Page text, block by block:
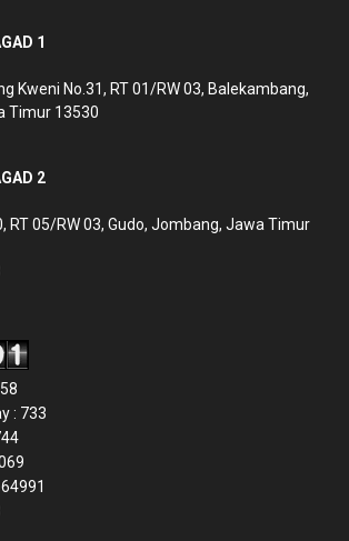
1
Kweni No.31, RT 01/RW 03, Balekambang,
Timur 13530
2
RT 05/RW 03, Gudo, Jombang, Jawa Timur
: 733